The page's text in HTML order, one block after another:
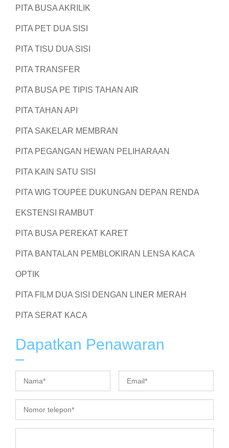
PITA BUSA AKRILIK
PITA PET DUA SISI
PITA TISU DUA SISI
PITA TRANSFER
PITA BUSA PE TIPIS TAHAN AIR
PITA TAHAN API
PITA SAKELAR MEMBRAN
PITA PEGANGAN HEWAN PELIHARAAN
PITA KAIN SATU SISI
PITA WIG TOUPEE DUKUNGAN DEPAN RENDA
EKSTENSI RAMBUT
PITA BUSA PEREKAT KARET
PITA BANTALAN PEMBLOKIRAN LENSA KACA
OPTIK
PITA FILM DUA SISI DENGAN LINER MERAH
PITA SERAT KACA
Dapatkan Penawaran